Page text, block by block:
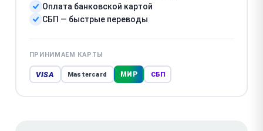
Оплата банковской картой
СБП — быстрые переводы
ПРИНИМАЕМ КАРТЫ
VISA Mastercard МИР СБП